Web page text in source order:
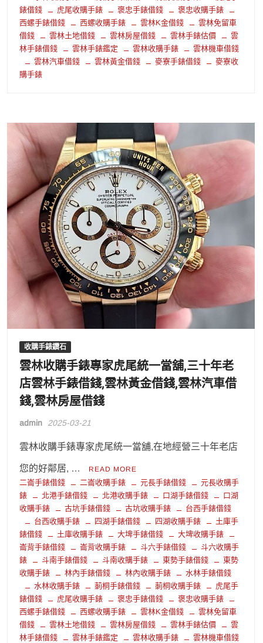
錶借錢
虎尾收購手錶 褒忠手錶借錢
褒忠收購手錶
西螺手錶借錢
西螺收購手錶 雲林K金借錢
雲林免留車
借錢
雲林土地借錢 雲林房屋借錢 雲林手錶估價
雲
林手錶借錢
雲林手錶鑑定 雲林收購手錶
雲林機車借錢
雲林汽車借錢
雲林黃金借錢 麥寮手錶借錢
麥寮收
購手錶
收購手錶鑽石
雲林收購手錶專家虎尾統一當舖,三十年老
店雲林手錶借錢,雲林黃金借錢,雲林汽車借
錢,雲林房屋借錢
admin 2025-03-21
雲林收購手錶專家虎尾統一當舖,在地經營三十年老店
您的好鄰居, … READ MORE
二崙手錶借錢 二崙收購手錶 元長手錶借錢
元長收購手
錶
北港手錶借錢 北港收購手錶 口湖手錶借錢
口湖
收購手錶
古坑手錶借錢 古坑收購手錶
台西手錶借錢
台西收購手錶
四湖手錶借錢 四湖收購手錶
土庫手
錶借錢
土庫收購手錶 大埤手錶借錢
大埤收購手錶
崙背手錶借錢
崙背收購手錶 斗六手錶借錢
斗六收購手
錶
斗南手錶借錢 斗南收購手錶 東勢手錶借錢
東勢
收購手錶
林內手錶借錢 林內收購手錶
水林手錶借錢
水林收購手錶
莿桐手錶借錢 莿桐收購手錶
虎尾手
錶借錢
虎尾收購手錶 褒忠手錶借錢
褒忠收購手錶
西螺手錶借錢
西螺收購手錶 雲林K金借錢
雲林免留車
借錢
雲林土地借錢 雲林房屋借錢 雲林手錶估價
雲
林手錶借錢
雲林手錶鑑定 雲林收購手錶
雲林機車借錢